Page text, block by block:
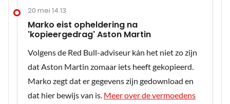
20 mei 14:13
Marko eist opheldering na
'kopieergedrag' Aston Martin
Volgens de Red Bull-adviseur kán het niet zo zijn
dat Aston Martin zomaar iets heeft gekopieerd.
Marko zegt dat er gegevens zijn gedownload en
dat hier bewijs van is. Meer over de vermoedens